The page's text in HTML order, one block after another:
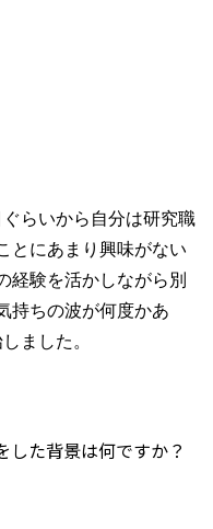
らいから自分は研究職
とにあまり興味がない
経験を活かしながら別
持ちの波が何度かあ
ました。
した背景は何ですか？